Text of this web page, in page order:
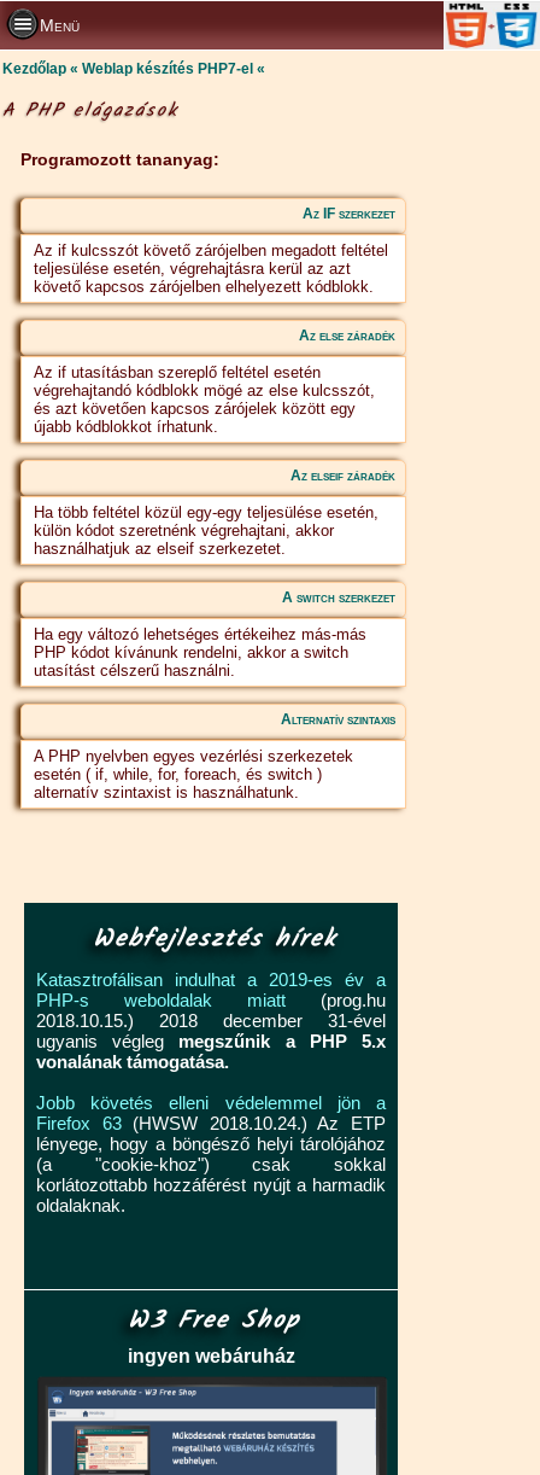
Menü
Kezdőlap Weblap készítés PHP7-el
A PHP elágazások
Programozott tananyag:
Az IF szerkezet
Az if kulcsszót követő zárójelben megadott feltétel
teljesülése esetén, végrehajtásra kerül az azt
követő kapcsos zárójelben elhelyezett kódblokk.
Az else záradék
Az if utasításban szereplő feltétel esetén
végrehajtandó kódblokk mögé az else kulcsszót,
és azt követően kapcsos zárójelek között egy
újabb kódblokkot írhatunk.
Az elseif záradék
Ha több feltétel közül egy-egy teljesülése esetén,
külön kódot szeretnénk végrehajtani, akkor
használhatjuk az elseif szerkezetet.
A switch szerkezet
Ha egy változó lehetséges értékeihez más-más
PHP kódot kívánunk rendelni, akkor a switch
utasítást célszerű használni.
Alternatív szintaxis
A PHP nyelvben egyes vezérlési szerkezetek
esetén ( if, while, for, foreach, és switch )
alternatív szintaxist is használhatunk.
Webfejlesztés hírek
Katasztrofálisan indulhat a 2019-es év a
PHP-s weboldalak miatt (prog.hu
2018.10.15.) 2018 december 31-ével
ugyanis végleg megszűnik a PHP 5.x
vonalának támogatása.
Jobb követés elleni védelemmel jön a
Firefox 63(HWSW 2018.10.24.) Az ETP
lényege, hogy a böngésző helyi tárolójához
(a "cookie-khoz") csak sokkal
korlátozottabb hozzáférést nyújt a harmadik
oldalaknak.
W3 Free Shop
ingyen webáruház